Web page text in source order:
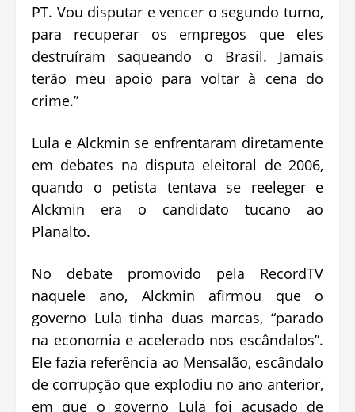
PT. Vou disputar e vencer o segundo turno,
para recuperar os empregos que eles
destruíram saqueando o Brasil. Jamais
terão meu apoio para voltar à cena do
crime.”
Lula e Alckmin se enfrentaram diretamente
em debates na disputa eleitoral de 2006,
quando o petista tentava se reeleger e
Alckmin era o candidato tucano ao
Planalto.
No debate promovido pela RecordTV
naquele ano, Alckmin afirmou que o
governo Lula tinha duas marcas, “parado
na economia e acelerado nos escândalos”.
Ele fazia referência ao Mensalão, escândalo
de corrupção que explodiu no ano anterior,
em que o governo Lula foi acusado de